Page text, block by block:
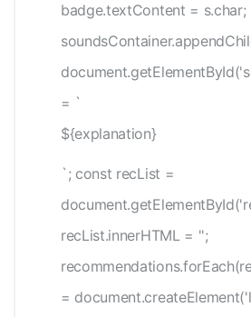
badge.textContent = s.char;
= `
${explanation}
`; const recList =
recList.innerHTML = '';
=